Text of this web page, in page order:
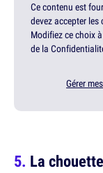
Ce contenu est
devez accepter
Modifiez ce choix
de la
Gérer
La